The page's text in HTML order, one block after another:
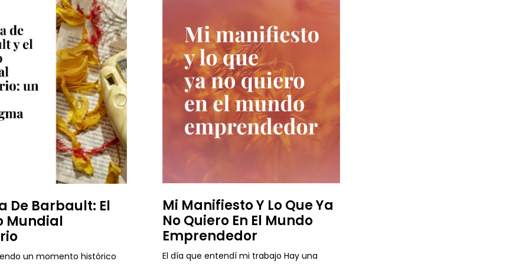
De Barbault: El
Mundial
un momento histórico
Mi Manifiesto Y Lo Que Ya
No Quiero En El Mundo
Emprendedor
El día que entendí mi trabajo Hay una